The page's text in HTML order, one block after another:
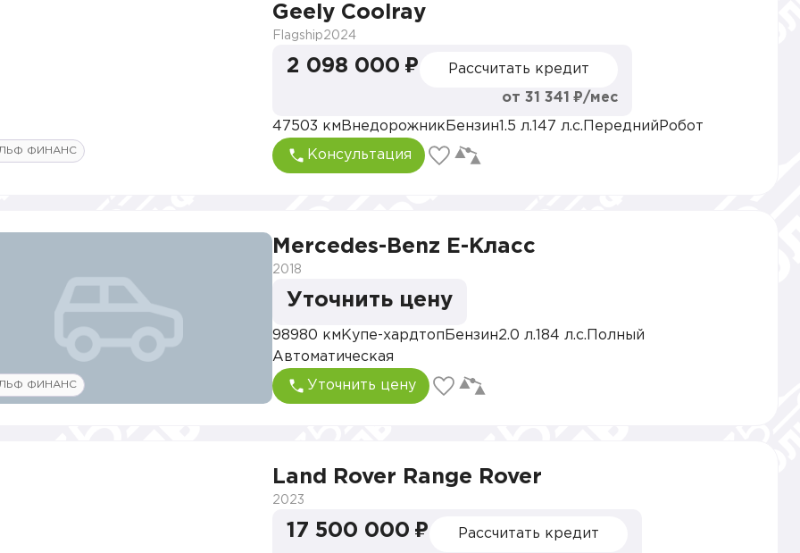
ФИНАНС
Geely Coolray
Flagship2024
2 098 000 ₽ Рассчитать кредит
от 31 341 ₽/мес
47503 км Внедорожник Бензин 1.5 л. 147 л.с. Передний Робот
Консультация
ФИНАНС
Mercedes-Benz E-Класс
2018
Уточнить цену
98980 км Купе-хардтоп Бензин2.0 л. 184 л.с. Полный
Автоматическая
Уточнить цену
Land Rover Range Rover
2023
17 500 000 ₽ Рассчитать кредит